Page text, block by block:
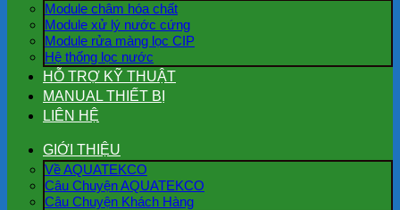
Module châm hóa chất
Module xử lý nước cứng
Module rửa màng lọc CIP
Hệ thống lọc nước
HỖ TRỢ KỸ THUẬT
MANUAL THIẾT BỊ
LIÊN HỆ
GIỚI THIỆU
Về AQUATEKCO
Câu Chuyện AQUATEKCO
Câu Chuyện Khách Hàng